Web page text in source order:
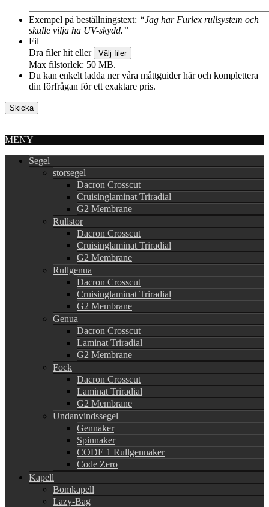
Exempel på beställningstext: “Jag har Furlex rullsystem och
skulle vilja ha UV-skydd.”
Fil
Dra filer hit eller
Välj filer
Max filstorlek: 50 MB.
Du kan enkelt ladda ner våra måttguider här och komplettera
din förfrågan för ett exaktare pris.
MENY
Segel
storsegel
Dacron Crosscut
Cruisinglaminat Triradial
G2 Membrane
Rullstor
Dacron Crosscut
Cruisinglaminat Triradial
G2 Membrane
Rullgenua
Dacron Crosscut
Cruisinglaminat Triradial
G2 Membrane
Genua
Dacron Crosscut
Laminat Triradial
G2 Membrane
Fock
Dacron Crosscut
Laminat Triradial
G2 Membrane
Undanvindssegel
Gennaker
Spinnaker
CODE 1 Rullgennaker
Code Zero
Kapell
Bomkapell
Lazy-Bag